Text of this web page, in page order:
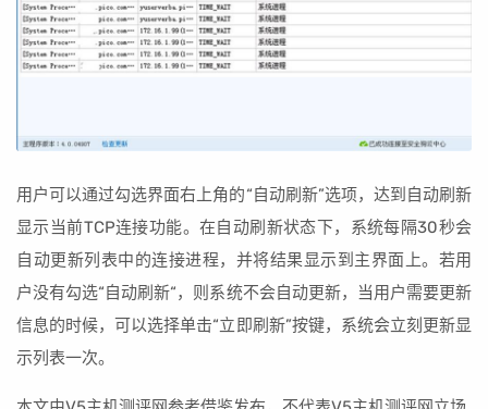
用户可以通过勾选界面右上角的“自动刷新”选项，达到自动刷新
显示当前TCP连接功能。在自动刷新状态下，系统每隔30秒会
自动更新列表中的连接进程，并将结果显示到主界面上。若用
户没有勾选“自动刷新“，则系统不会自动更新，当用户需要更新
信息的时候，可以选择单击“立即刷新”按键，系统会立刻更新显
示列表一次。